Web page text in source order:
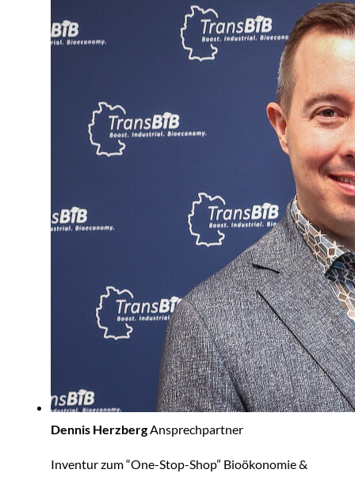
Dennis HerzbergAnsprechpartner
Inventur zum “One-Stop-Shop” Bioökonomie &